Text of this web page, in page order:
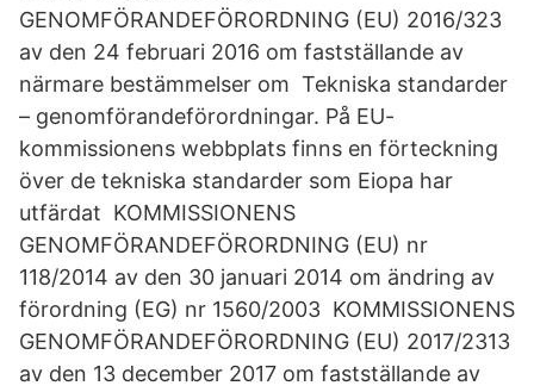
GENOMFÖRANDEFÖRORDNING (EU) 2016/323
av den 24 februari 2016 om fastställande av
närmare bestämmelser om Tekniska standarder
– genomförandeförordningar. På EU-
kommissionens webbplats finns en förteckning
över de tekniska standarder som Eiopa har
utfärdat KOMMISSIONENS
GENOMFÖRANDEFÖRORDNING (EU) nr
118/2014 av den 30 januari 2014 om ändring av
förordning (EG) nr 1560/2003 KOMMISSIONENS
GENOMFÖRANDEFÖRORDNING (EU) 2017/2313
av den 13 december 2017 om fastställande av